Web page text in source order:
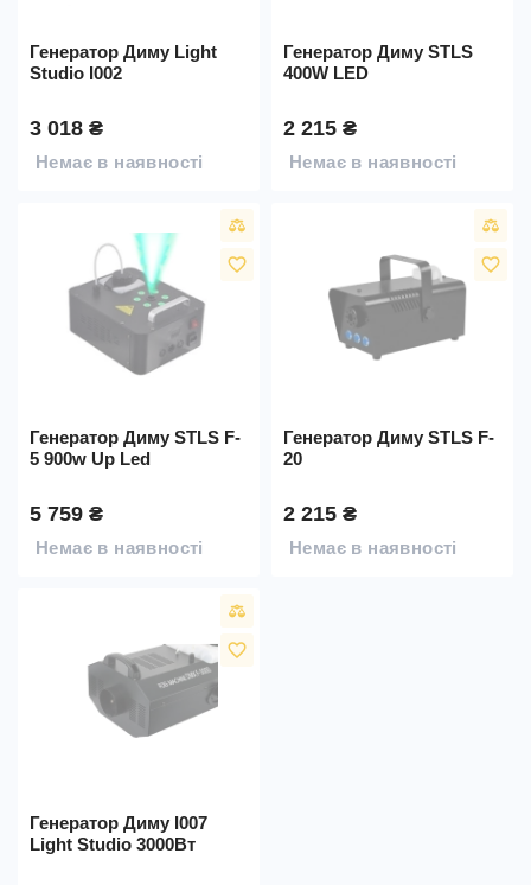
Генератор Диму Light
Studio I002
3 018 ₴
Немає в наявності
Генератор Диму STLS
400W LED
2 215 ₴
Немає в наявності
favorite_border
Генератор Диму STLS F-
5 900w Up Led
5 759 ₴
Немає в наявності
favorite_border
Генератор Диму STLS F-
20
2 215 ₴
Немає в наявності
favorite_border
Генератор Диму I007
Light Studio 3000Вт